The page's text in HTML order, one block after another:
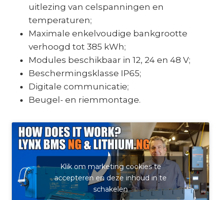
uitlezing van celspanningen en
temperaturen;
Maximale enkelvoudige bankgrootte
verhoogd tot 385 kWh;
Modules beschikbaar in 12, 24 en 48 V;
Beschermingsklasse IP65;
Digitale communicatie;
Beugel- en riemmontage.
Klik om marketing cookies te
accepteren en deze inhoud in te
schakelen